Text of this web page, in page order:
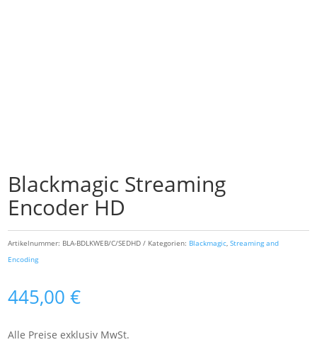
Blackmagic Streaming
Encoder HD
Artikelnummer: BLA-BDLKWEB/C/SEDHD Kategorien: Blackmagic ,Streaming and
Encoding
445,00€
Alle Preise exklusiv MwSt.